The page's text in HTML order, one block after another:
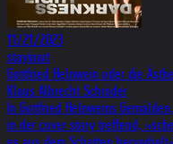
11/21/2023
stayinart
Gottfried Helnwein oder die
Klaus Albrecht Schröder
In Gottfried Helnweins
in der cover story treffend,